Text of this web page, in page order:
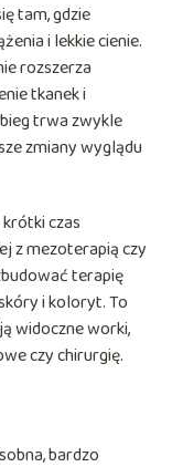
tam, gdzie
i lekkie cienie.
rozszerza
tkanek i
trwa zwykle
zmiany wyglądu
czas
z mezoterapią czy
terapię
i koloryt. To
widoczne worki,
czy chirurgię.
bardzo